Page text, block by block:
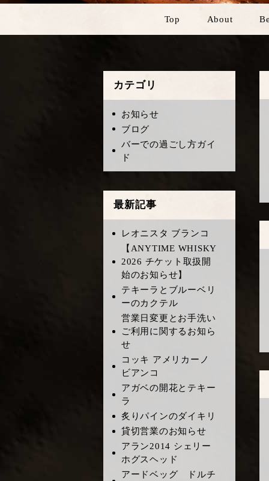
Top About
カテゴリ
お知らせ
ブログ
バーでの過ごし方ガイ
ド
最新記事
レオニスタ ブランコ
​【ANYTIME WHISKY
2026 チケット取扱開
始のお知らせ】
テキーラとブルーベリ
ーのカクテル
営業日変更とお手洗い
ご利用に関するお知ら
せ
コッキ アメリカーノ
ビアンコ
アガベの開花とテキー
ラ
炙りパインのダイキリ
貸切営業のお知らせ
アラン2014 シェリー
ホグスヘッド
アードベッグ ドルチ